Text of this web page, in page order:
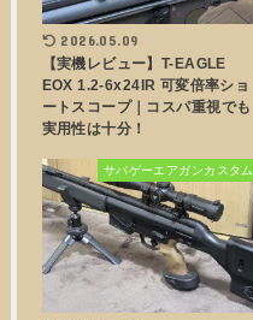
2026.05.09
【実機レビュー】T-EAGLE
EOX 1.2-6x24IR 可変倍率ショ
ートスコープ｜コスパ重視でも
実用性は十分！
サバゲーエアガンカスタム